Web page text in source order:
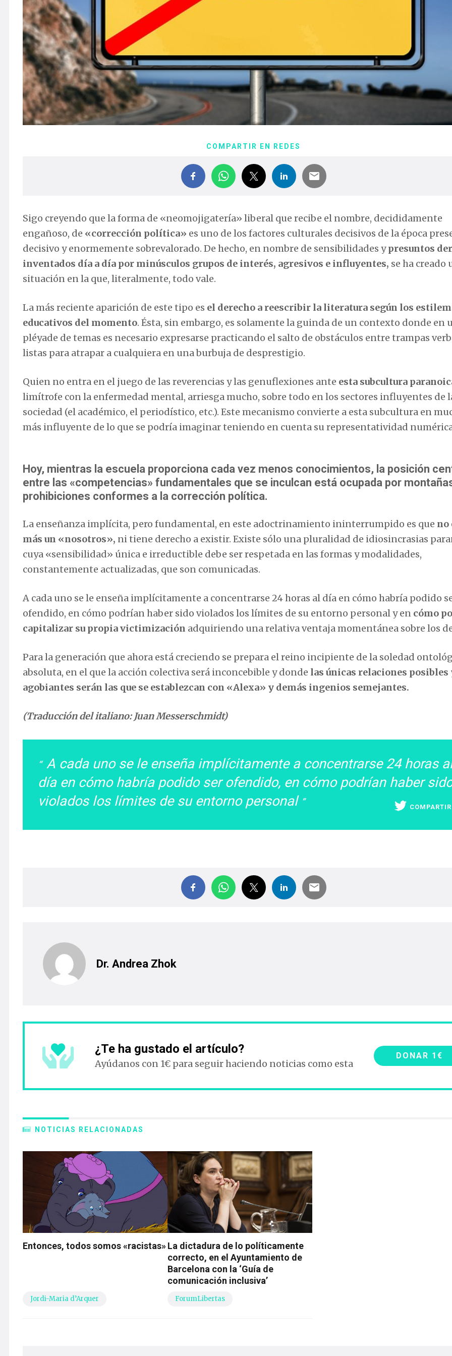
COMPARTIR EN REDES
Sigo creyendo que la forma de «neomojigatería» liberal que recibe el nombre, decididamente
engañoso, de «corrección política» es uno de los factores culturales decisivos de la época
decisivo y enormemente sobrevalorado. De hecho, en nombre de sensibilidades ypresuntos
inventados día a día por minúsculos grupos de interés, agresivos e influyentes, se ha creado
situación en la que, literalmente, todo vale.
La más reciente aparición de este tipo es el derecho a reescribir la literatura según los
educativos del momento. Ésta, sin embargo, es solamente la guinda de un contexto donde en
pléyade de temas es necesario expresarse practicando el salto de obstáculos entre trampas
listas para atrapar a cualquiera en una burbuja de desprestigio.
Quien no entra en el juego de las reverencias y las genuflexiones ante esta subcultura
limítrofe con la enfermedad mental, arriesga mucho, sobre todo en los sectores influyentes de
sociedad (el académico, el periodístico, etc.). Este mecanismo convierte a esta subcultura en
más influyente de lo que se podría imaginar teniendo en cuenta su representatividad
Hoy, mientras la escuela proporciona cada vez menos conocimientos, la posición
entre las «competencias» fundamentales que se inculcan está ocupada por
prohibiciones conformes a la corrección política.
La enseñanza implícita, pero fundamental, en este adoctrinamiento ininterrumpido es que no
más un «nosotros», ni tiene derecho a existir. Existe sólo una pluralidad de idiosincrasias
cuya «sensibilidad» única e irreductible debe ser respetada en las formas y modalidades,
constantemente actualizadas, que son comunicadas.
A cada uno se le enseña implícitamente a concentrarse 24 horas al día en cómo habría podido
ofendido, en cómo podrían haber sido violados los límites de su entorno personal y en cómo
capitalizar su propia victimización adquiriendo una relativa ventaja momentánea sobre los
Para la generación que ahora está creciendo se prepara el reino incipiente de la soledad
absoluta, en el que la acción colectiva será inconcebible y donde las únicas relaciones posibles
agobiantes serán las que se establezcan con «Alexa» y demás ingenios semejantes.
(Traducción del italiano: Juan Messerschmidt)
A cada uno se le enseña implícitamente a concentrarse 24 horas
día en cómo habría podido ser ofendido, en cómo podrían haber
violados los límites de su entorno personal
Dr. Andrea Zhok
¿Te ha gustado el artículo?
Ayúdanos con 1€ para seguir haciendo noticias como esta
DONAR 1€
NOTICIAS RELACIONADAS
Entonces, todos somos «racistas»
Jordi-Maria d’Arquer
La dictadura de lo políticamente
correcto, en el Ayuntamiento de
Barcelona con la ‘Guía de
comunicación inclusiva’
ForumLibertas